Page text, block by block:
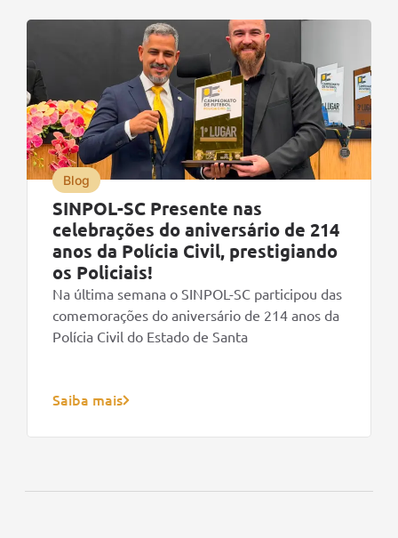
Blog
SINPOL-SC Presente nas
celebrações do aniversário de 214
anos da Polícia Civil, prestigiando
os Policiais!
Na última semana o SINPOL-SC participou das
comemorações do aniversário de 214 anos da
Polícia Civil do Estado de Santa
Saiba mais